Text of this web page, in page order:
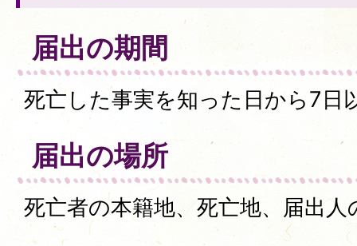
届出の期間
死亡した事実を知った日から7日
届出の場所
死亡者の本籍地、死亡地、届出人